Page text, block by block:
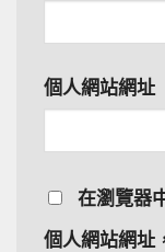
個人網站網址
在瀏覽器
個人網站網址